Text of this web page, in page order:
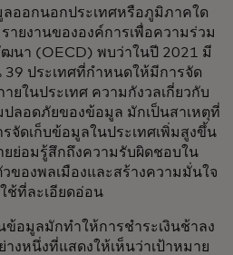
ออกนอกประเทศหรือภูมิภาคใด
ยงานขององค์การเพื่อความร่วม
นา (OECD) พบว่าในปี 2021 มี
39 ประเทศที่กำหนดให้มีการจัด
ยในประเทศ ความกังวลเกี่ยวกับ
ลอดภัยของข้อมูล มักเป็นสาเหตุที่
จัดเก็บข้อมูลในประเทศเพิ่มสูงขึ้น
ย่อมรู้สึกถึงความรับผิดชอบใน
ของพลเมืองและสร้างความมั่นใจ
ช้ที่ละเอียดอ่อน
ข้อมูลมักทำให้การชำระเงินช้าลง
งหนึ่งที่แสดงให้เห็นว่าเป้าหมาย